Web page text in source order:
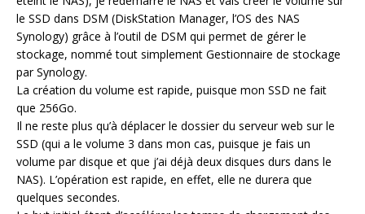
le SSD dans DSM (DiskStation Manager, l’OS des NAS
Synology) grâce à l’outil de DSM qui permet de gérer le
stockage, nommé tout simplement Gestionnaire de stockage
par Synology.
La création du volume est rapide, puisque mon SSD ne fait
que 256Go.
Il ne reste plus qu’à déplacer le dossier du serveur web sur le
SSD (qui a le volume 3 dans mon cas, puisque je fais un
volume par disque et que j’ai déjà deux disques durs dans le
NAS). L’opération est rapide, en effet, elle ne durera que
quelques secondes.